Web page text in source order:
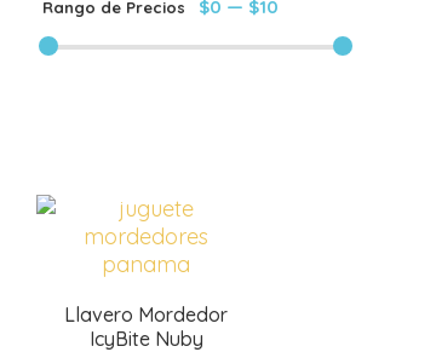
Rango de Precios $0 — $10
Llavero Mordedor
IcyBite Nuby